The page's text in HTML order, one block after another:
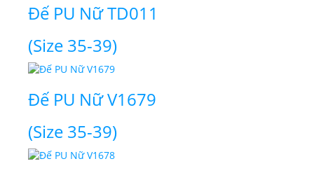
Đế PU Nữ TD011
(Size 35-39)
Đế PU Nữ V1679
(Size 35-39)